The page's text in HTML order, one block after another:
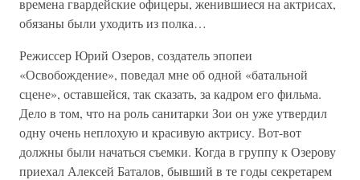
времена гвардейские офицеры, женившиеся на актрисах,
обязаны были уходить из полка…
Режиссер Юрий Озеров, создатель эпопеи
«Освобождение», поведал мне об одной «батальной
сцене», оставшейся, так сказать, за кадром его фильма.
Дело в том, что на роль санитарки Зои он уже утвердил
одну очень неплохую и красивую актрису. Вот-вот
должны были начаться съемки. Когда в группу к Озерову
приехал Алексей Баталов, бывший в те годы секретарем